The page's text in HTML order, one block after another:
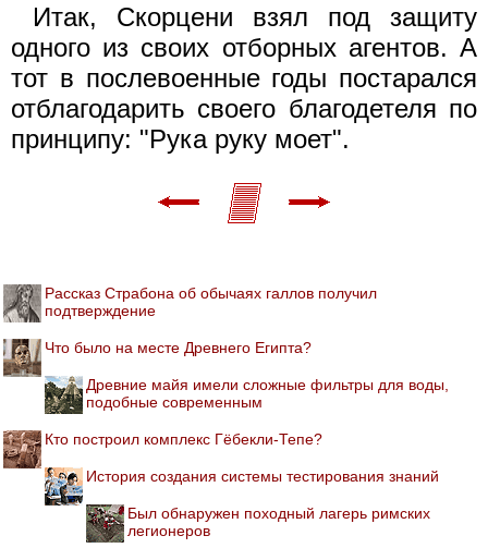
Итак, Скорцени взял под защиту
одного из своих отборных агентов. А
тот в послевоенные годы постарался
отблагодарить своего благодетеля по
принципу: "Рука руку моет".
Рассказ Страбона об обычаях галлов получил
подтверждение
Что было на месте Древнего Египта?
Древние майя имели сложные фильтры для воды,
подобные современным
Кто построил комплекс Гёбекли-Тепе?
История создания системы тестирования знаний
Был обнаружен походный лагерь римских
легионеров